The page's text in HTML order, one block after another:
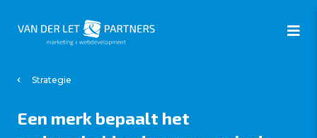
Strategie
Een merk bepaalt het